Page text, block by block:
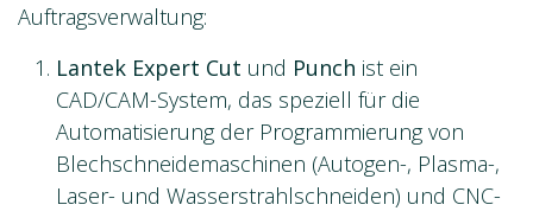
Auftragsverwaltung:
Lantek Expert Cut und Punch ist ein
CAD/CAM-System, das speziell für die
Automatisierung der Programmierung von
Blechschneidemaschinen (Autogen-, Plasma-,
Laser- und Wasserstrahlschneiden) und CNC-